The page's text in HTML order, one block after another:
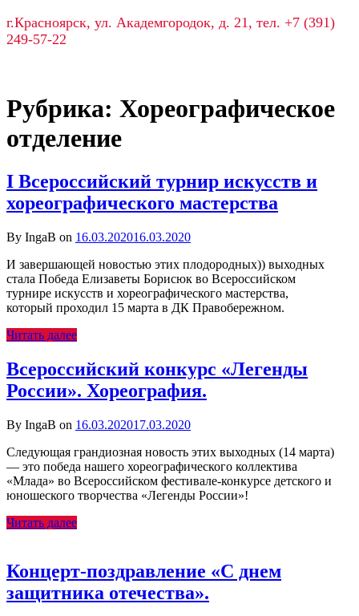
г.Красноярск, ул. Академгородок, д. 21, тел. +7 (391)
249-57-22
Рубрика: Хореографическое
отделение
I Всероссийский турнир искусств и
хореографического мастерства
By IngaB on 16.03.202016.03.2020
И завершающей новостью этих плодородных)) выходных
стала Победа Елизаветы Борисюк во Всероссийском
турнире искусств и хореографического мастерства,
который проходил 15 марта в ДК Правобережном.
Читать далее
Всероссийский конкурс «Легенды
России». Хореография.
By IngaB on 16.03.202017.03.2020
Следующая грандиозная новость этих выходных (14 марта)
— это победа нашего хореографического коллектива
«Млада» во Всероссийском фестивале-конкурсе детского и
юношеского творчества «Легенды России»!
Читать далее
Концерт-поздравление «С днем
защитника отечества».